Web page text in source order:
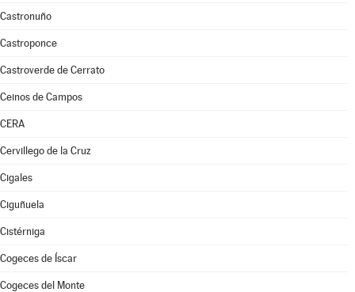
Castronuño
Castroponce
Castroverde de Cerrato
Ceinos de Campos
CERA
Cervillego de la Cruz
Cigales
Ciguñuela
Cistérniga
Cogeces de Íscar
Cogeces del Monte